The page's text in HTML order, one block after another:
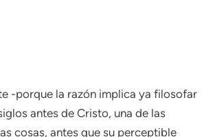
-porque la razón implica ya filosofar
antes de Cristo, una de las
cosas, antes que su perceptible